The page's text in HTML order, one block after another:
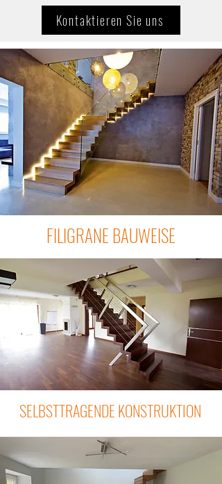
Kontaktieren Sie uns
FILIGRANE BAUWEISE
SELBSTTRAGENDE KONSTRUKTION